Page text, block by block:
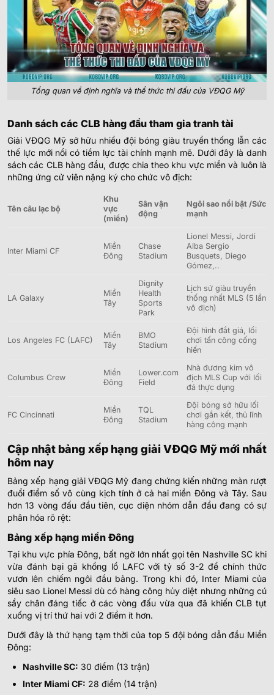
Tổng quan về định nghĩa và thể thức thi đấu của VĐQG Mỹ
Danh sách các CLB hàng đầu tham gia tranh tài
Giải VĐQG Mỹ sở hữu nhiều đội bóng giàu truyền thống lẫn các
thế lực mới nổi có tiềm lực tài chính mạnh mẽ. Dưới đây là danh
sách các CLB hàng đầu, được chia theo khu vực miền và luôn là
những ứng cử viên nặng ký cho chức vô địch:
Tên câu lạc bộ
Khu
vực
(miền)
Sân vận
động
Ngôi sao nổi bật /Sức
mạnh
Inter Miami CF
Miền
Đông
Chase
Stadium
Lionel Messi, Jordi
Alba Sergio
Busquets, Diego
Gómez,..
LA Galaxy
Miền
Tây
Dignity
Health
Sports
Park
Lịch sử giàu truyền
thống nhất MLS (5 lần
vô địch)
Los Angeles FC (LAFC)
Miền
Tây
BMO
Stadium
Đội hình đắt giá, lối
chơi tấn công cống
hiến
Columbus Crew
Miền
Đông
Lower.com
Field
Nhà đương kim vô
địch MLS Cup với lối
đá thực dụng
FC Cincinnati
Miền
Đông
TQL
Stadium
Đội bóng sở hữu lối
chơi gắn kết, thủ lĩnh
hàng công mạnh
Cập nhật bảng xếp hạng giải VĐQG Mỹ mới nhất
hôm nay
Bảng xếp hạng giải VĐQG Mỹ đang chứng kiến những màn rượt
đuổi điểm số vô cùng kịch tính ở cả hai miền Đông và Tây. Sau
hơn 13 vòng đấu đầu tiên, cục diện nhóm dẫn đầu đang có sự
phân hóa rõ rệt:
Bảng xếp hạng miền Đông
Tại khu vực phía Đông, bất ngờ lớn nhất gọi tên Nashville SC khi
vừa đánh bại gã khổng lồ LAFC với tỷ số 3-2 để chính thức
vươn lên chiếm ngôi đầu bảng. Trong khi đó, Inter Miami của
siêu sao Lionel Messi dù có hàng công hủy diệt nhưng những cú
sẩy chân đáng tiếc ở các vòng đấu vừa qua đã khiến CLB tụt
xuống vị trí thứ hai với 2 điểm ít hơn.
Dưới đây là thứ hạng tạm thời của top 5 đội bóng dẫn đầu Miền
Đông:
Nashville SC: 30 điểm (13 trận)
Inter Miami CF: 28 điểm (14 trận)